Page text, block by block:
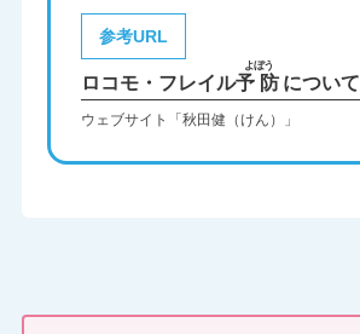
参考URL
ロコモ・フレイル予防 について
ウェブサイト「秋田健（けん）」